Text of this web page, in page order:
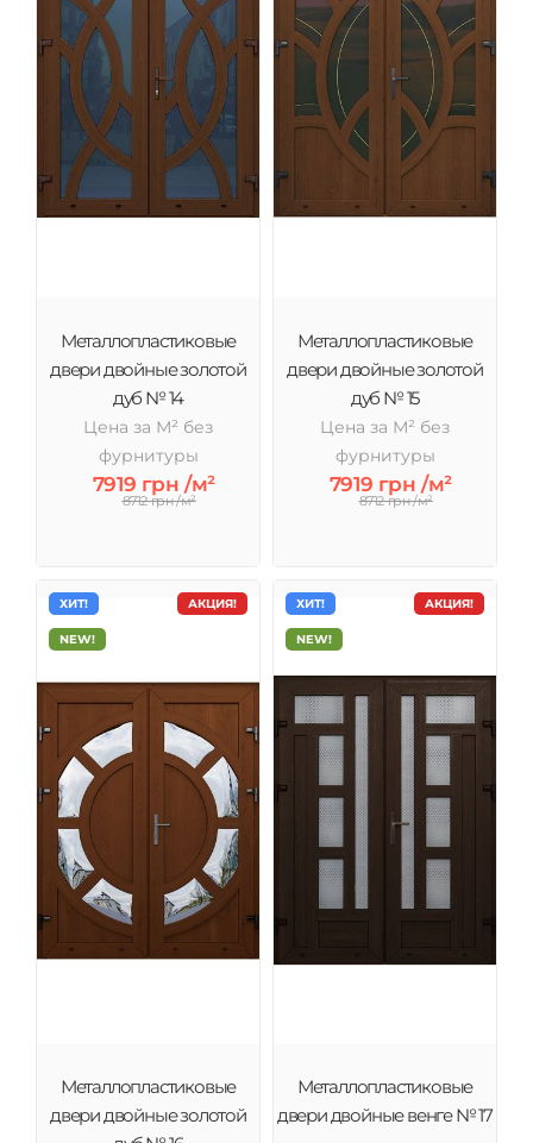
Металлопластиковые
двери двойные золотой
дуб № 14
Цена за М² без
фурнитуры
7919 грн /м²
8712 грн /м²
Металлопластиковые
двери двойные золотой
дуб № 15
Цена за М² без
фурнитуры
7919 грн /м²
8712 грн /м²
АКЦИЯ!
ХИТ!
NEW!
Металлопластиковые
двери двойные золотой
АКЦИЯ!
ХИТ!
NEW!
Металлопластиковые
двери двойные венге № 17